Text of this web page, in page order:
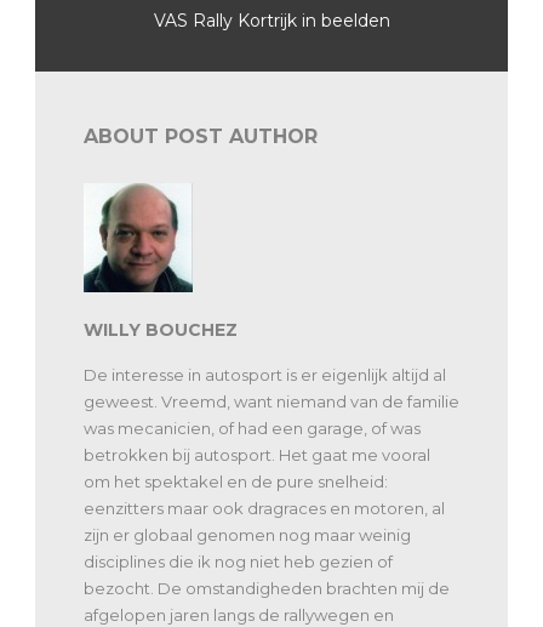
VAS Rally Kortrijk in beelden
ABOUT POST AUTHOR
WILLY BOUCHEZ
De interesse in autosport is er eigenlijk altijd al
geweest. Vreemd, want niemand van de familie
was mecanicien, of had een garage, of was
betrokken bij autosport. Het gaat me vooral
om het spektakel en de pure snelheid:
eenzitters maar ook dragraces en motoren, al
zijn er globaal genomen nog maar weinig
disciplines die ik nog niet heb gezien of
bezocht. De omstandigheden brachten mij de
afgelopen jaren langs de rallywegen en